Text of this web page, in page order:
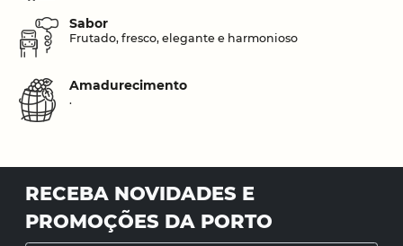
Sabor
Frutado, fresco, elegante e harmonioso
Amadurecimento
.
RECEBA NOVIDADES E
PROMOÇÕES DA PORTO